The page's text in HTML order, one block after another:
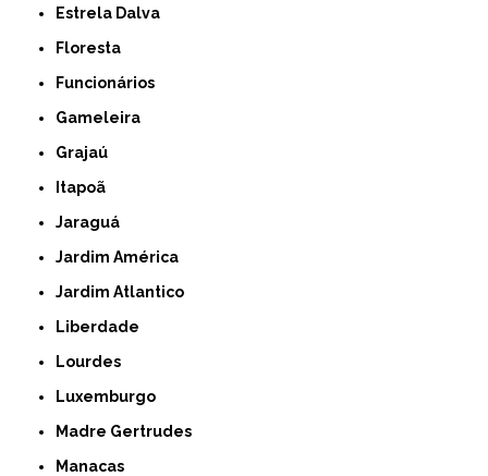
Estrela Dalva
Floresta
Funcionários
Gameleira
Grajaú
Itapoã
Jaraguá
Jardim América
Jardim Atlantico
Liberdade
Lourdes
Luxemburgo
Madre Gertrudes
Manacas